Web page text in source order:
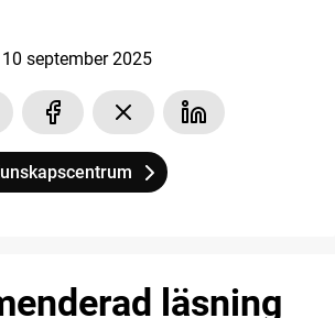
september 2025
okända berättelseskatten – och hur
läsning